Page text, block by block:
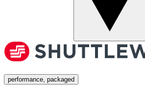
performance, packaged